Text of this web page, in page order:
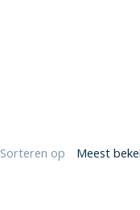
Sorteren op Meest